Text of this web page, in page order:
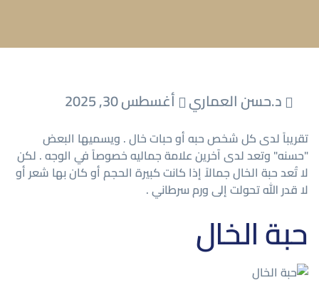
د.حسن العماري أغسطس 30, 2025
تقريباً لدى كل شخص حبه أو حبات خال . ويسميها البعض
"حسنه" وتعد لدى آخرين علامة جماليه خصوصاً في الوجه . لكن
لا تُعد حبة الخال جمالاً إذا كانت كبيرة الحجم أو كان بها شعر أو
لا قدر الله تحولت إلى ورم سرطاني .
حبة الخال